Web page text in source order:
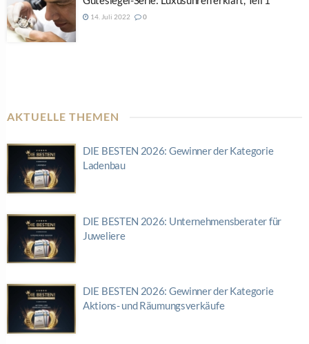
14. Juli 2022 0
AKTUELLE THEMEN
DIE BESTEN 2026: Gewinner der Kategorie
Ladenbau
DIE BESTEN 2026: Unternehmensberater für
Juweliere
DIE BESTEN 2026: Gewinner der Kategorie
Aktions- und Räumungsverkäufe